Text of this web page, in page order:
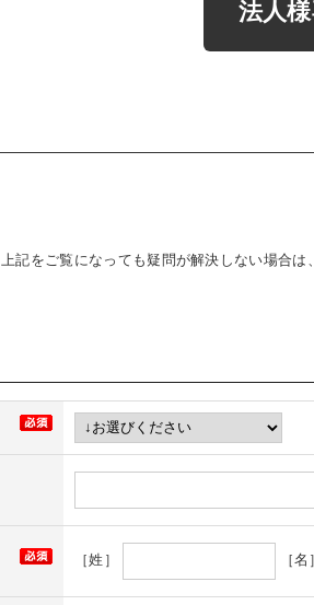
法人
上記をご覧になっても疑問が解決しない場合
［姓］ ［名